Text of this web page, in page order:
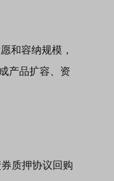
和容纳规模，
产品扩容、资
质押协议回购